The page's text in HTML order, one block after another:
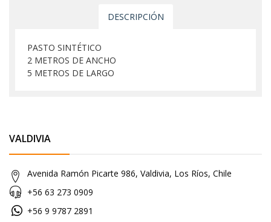
DESCRIPCIÓN
PASTO SINTÉTICO
2 METROS DE ANCHO
5 METROS DE LARGO
VALDIVIA
Avenida Ramón Picarte 986, Valdivia, Los Ríos, Chile
+56 63 273 0909
+56 9 9787 2891